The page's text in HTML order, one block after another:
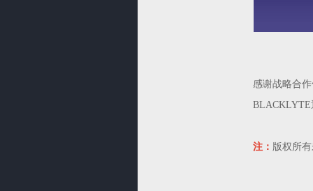
感谢战略合
BLACKLYTE
注： 版权所